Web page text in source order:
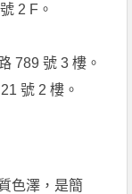
2 F。
789 號 3 樓。
號 2 樓。
色澤，是簡